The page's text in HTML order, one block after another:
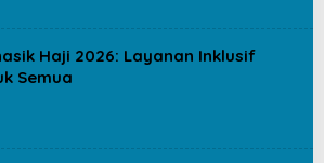
Haji 2026: Layanan Inklusif
Semua